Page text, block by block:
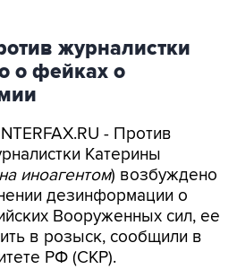
журналистки
о фейках о
- Против
Катерины
иноагентом) возбуждено
дезинформации о
Вооруженных сил, ее
в розыск, сообщили в
РФ (СКР).